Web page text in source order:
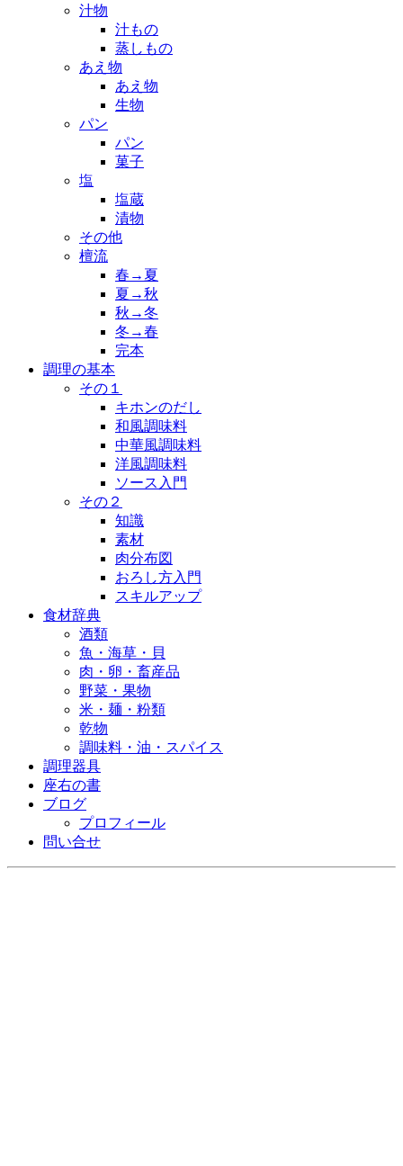
汁物
汁もの
蒸しもの
あえ物
あえ物
生物
パン
パン
菓子
塩
塩蔵
漬物
その他
檀流
春→夏
夏→秋
秋→冬
冬→春
完本
調理の基本
その１
キホンのだし
和風調味料
中華風調味料
洋風調味料
ソース入門
その２
知識
素材
肉分布図
おろし方入門
スキルアップ
食材辞典
酒類
魚・海草・貝
肉・卵・畜産品
野菜・果物
米・麺・粉類
乾物
調味料・油・スパイス
調理器具
座右の書
ブログ
プロフィール
問い合せ